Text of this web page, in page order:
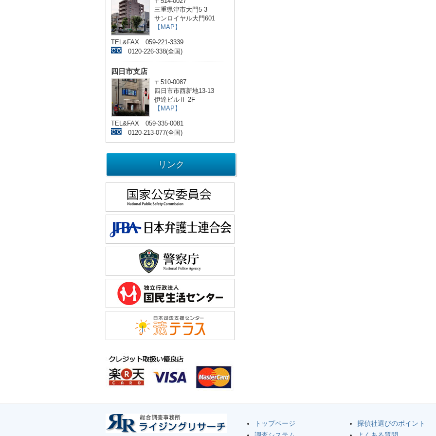
三重県津市大門5-3
サンロイヤル大門601
【MAP】
TEL&FAX 059-221-3339
0120-226-338(全国)
四日市支店
〒510-0087
四日市市西新地13-13
伊達ビルⅡ 2F
【MAP】
TEL&FAX 059-335-0081
0120-213-077(全国)
リンク
トップページ
探偵社選びのポイント